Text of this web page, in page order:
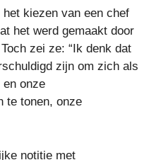
kiezen van een chef
het werd gemaakt door
zei ze: “Ik denk dat
zijn om zich als
en onze
te tonen, onze
notitie met